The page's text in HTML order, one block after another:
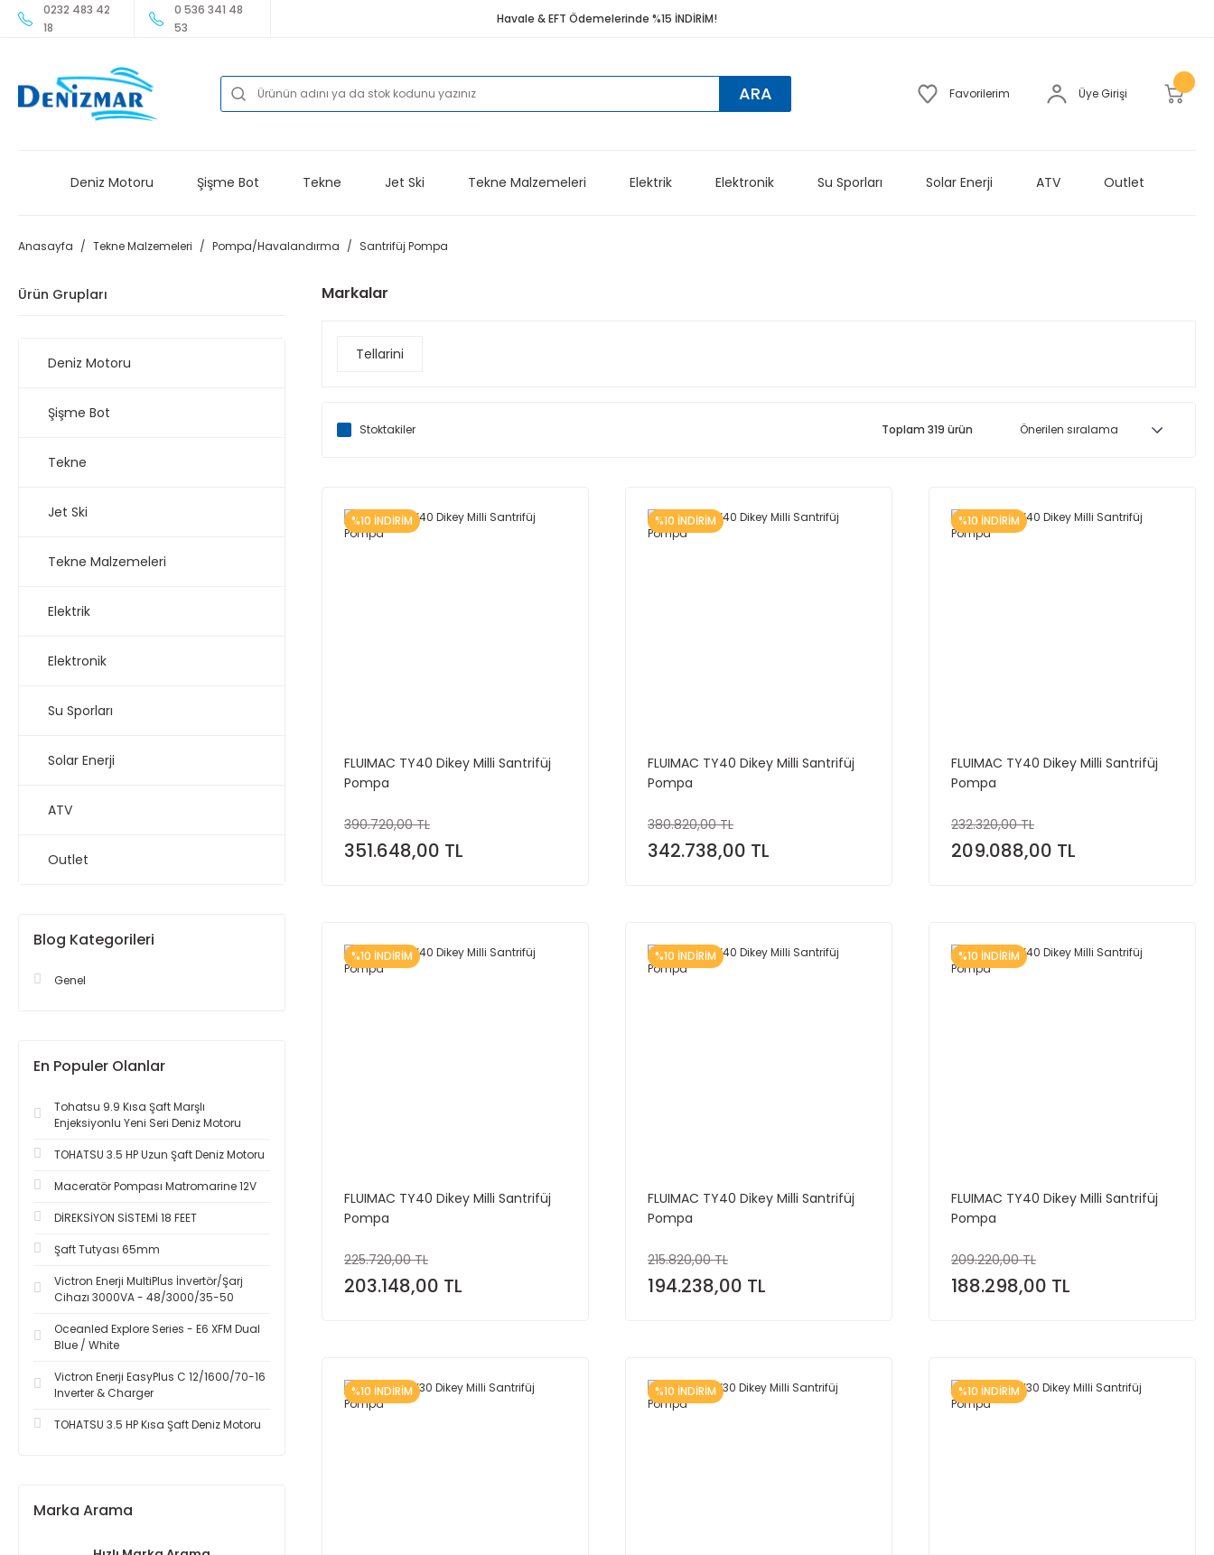
0232 483 42
18
0 536 341 48
53
Havale & EFT Ödemelerinde %15 İNDİRİM!
ARA Favorilerim Üye Girişi
Deniz Motoru Şişme Bot Tekne Jet Ski Tekne Malzemeleri Elektrik Elektronik Su Sporları Solar Enerji ATV Outlet
Anasayfa Tekne Malzemeleri Pompa/Havalandırma Santrifüj Pompa
Ürün Grupları
Deniz Motoru
Şişme Bot
Tekne
Jet Ski
Tekne Malzemeleri
Elektrik
Elektronik
Su Sporları
Solar Enerji
ATV
Outlet
Blog Kategorileri
Genel
En Populer Olanlar
Tohatsu 9.9 Kısa Şaft Marşlı
Enjeksiyonlu Yeni Seri Deniz Motoru
TOHATSU 3.5 HP Uzun Şaft Deniz Motoru
Maceratör Pompası Matromarine 12V
DİREKSİYON SİSTEMİ 18 FEET
Şaft Tutyası 65mm
Victron Enerji MultiPlus İnvertör/Şarj
Cihazı 3000VA - 48/3000/35-50
Oceanled Explore Series - E6 XFM Dual
Blue / White
Victron Enerji EasyPlus C 12/1600/70-16
Inverter & Charger
TOHATSU 3.5 HP Kısa Şaft Deniz Motoru
Marka Arama
Markalar
Tellarini
Stoktakiler Toplam 319 ürün
%10 İNDİRİM
FLUIMAC TY40 Dikey Milli Santrifüj
Pompa
390.720,00 TL
351.648,00 TL
%10 İNDİRİM
FLUIMAC TY40 Dikey Milli Santrifüj
Pompa
380.820,00 TL
342.738,00 TL
%10 İNDİRİM
FLUIMAC TY40 Dikey Milli Santrifüj
Pompa
232.320,00 TL
209.088,00 TL
%10 İNDİRİM
FLUIMAC TY40 Dikey Milli Santrifüj
Pompa
225.720,00 TL
203.148,00 TL
%10 İNDİRİM
FLUIMAC TY40 Dikey Milli Santrifüj
Pompa
215.820,00 TL
194.238,00 TL
%10 İNDİRİM
FLUIMAC TY40 Dikey Milli Santrifüj
Pompa
209.220,00 TL
188.298,00 TL
%10 İNDİRİM %10 İNDİRİM %10 İNDİRİM